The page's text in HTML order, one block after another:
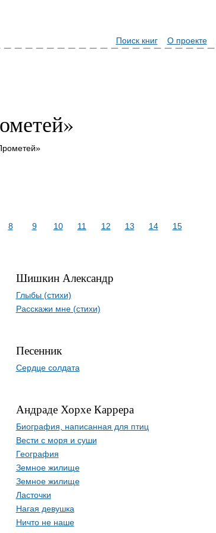
Поиск книг О проекте
8 9 10 11 12 13 14
15
Шишкин Александр
Глыбы (стихи)
Расскажи мне (стихи)
Песенник
Сердце солдата
Андраде Хорхе Каррера
Биография, написанная для птиц
Вести с моря и суши
География
Земное жилище
Земное жилище
Ласточки
Нагая девушка
Ничто не наше